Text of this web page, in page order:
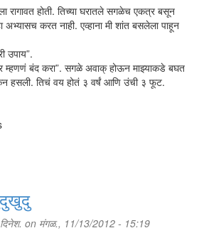
रागावत होती. तिच्या घरातले सगळेच एकत्र बसून
अभ्यासच करत नाही. एव्हाना मी शांत बसलेला पाहून
उपाय”.
म्हणणं बंद करा”. सगळे अवाक् होऊन माझ्याकडे बघत
हसली. तिचं वय होतं ३ वर्षं आणि उंची ३ फूट.
दिनेश. on मंगळ., 11/13/2012 - 15:19